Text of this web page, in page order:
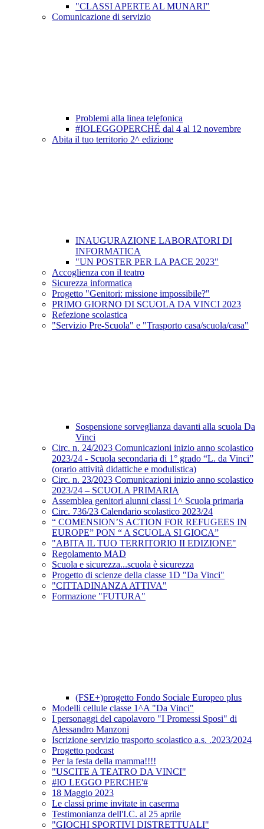
"CLASSI APERTE AL MUNARI"
Comunicazione di servizio
Problemi alla linea telefonica
#IOLEGGOPERCHÉ dal 4 al 12 novembre
Abita il tuo territorio 2^ edizione
INAUGURAZIONE LABORATORI DI
INFORMATICA
"UN POSTER PER LA PACE 2023"
Accoglienza con il teatro
Sicurezza informatica
Progetto "Genitori: missione impossibile?"
PRIMO GIORNO DI SCUOLA DA VINCI 2023
Refezione scolastica
"Servizio Pre-Scuola" e "Trasporto casa/scuola/casa"
Sospensione sorveglianza davanti alla scuola Da
Vinci
Circ. n. 24/2023 Comunicazioni inizio anno scolastico
2023/24 - Scuola secondaria di 1° grado “L. da Vinci”
(orario attività didattiche e modulistica)
Circ. n. 23/2023 Comunicazioni inizio anno scolastico
2023/24 – SCUOLA PRIMARIA
Assemblea genitori alunni classi 1^ Scuola primaria
Circ. 736/23 Calendario scolastico 2023/24
“ COMENSION’S ACTION FOR REFUGEES IN
EUROPE” PON “ A SCUOLA SI GIOCA”
"ABITA IL TUO TERRITORIO II EDIZIONE"
Regolamento MAD
Scuola e sicurezza...scuola è sicurezza
Progetto di scienze della classe 1D "Da Vinci"
"CITTADINANZA ATTIVA"
Formazione "FUTURA"
(FSE+)progetto Fondo Sociale Europeo plus
Modelli cellule classe 1^A "Da Vinci"
I personaggi del capolavoro "I Promessi Sposi" di
Alessandro Manzoni
Iscrizione servizio trasporto scolastico a.s. .2023/2024
Progetto podcast
Per la festa della mamma!!!!
"USCITE A TEATRO DA VINCI"
#IO LEGGO PERCHE'#
18 Maggio 2023
Le classi prime invitate in caserma
Testimonianza dell'I.C. al 25 aprile
"GIOCHI SPORTIVI DISTRETTUALI"